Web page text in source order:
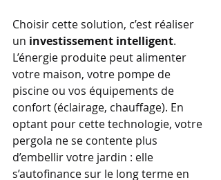
Choisir cette solution, c’est réaliser
un investissement intelligent.
L’énergie produite peut alimenter
votre maison, votre pompe de
piscine ou vos équipements de
confort (éclairage, chauffage). En
optant pour cette technologie, votre
pergola ne se contente plus
d’embellir votre jardin : elle
s’autofinance sur le long terme en